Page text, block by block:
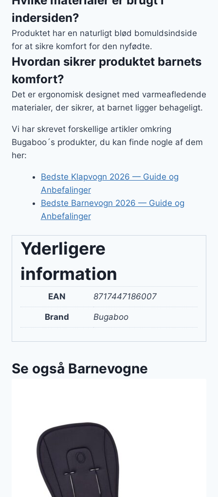
indersiden?
Produktet har en naturligt blød bomuldsindside
for at sikre komfort for den nyfødte.
Hvordan sikrer produktet barnets
komfort?
Det er ergonomisk designet med varmeafledende
materialer, der sikrer, at barnet ligger behageligt.
Vi har skrevet forskellige artikler omkring
Bugaboo´s produkter, du kan finde nogle af dem
her:
Bedste Klapvogn 2026 — Guide og
Anbefalinger
Bedste Barnevogn 2026 — Guide og
Anbefalinger
Yderligere
information
EAN 8717447186007
Brand Bugaboo
Se også Barnevogne